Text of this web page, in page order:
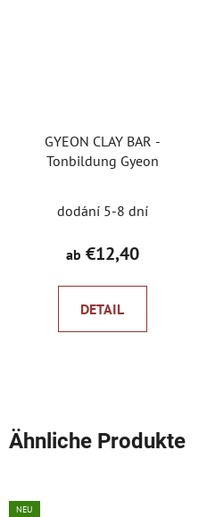
GYEON CLAY BAR -
Tonbildung Gyeon
durchschnittliche
Produktbewertung
5,0
von
dodání 5-8 dní
ab €12,40
DETAIL
Ähnliche Produkte
NEU